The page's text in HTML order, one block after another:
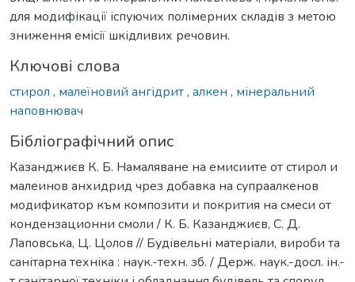
для модифікації іспуючих полімерних складів з метою
зниження емісії шкідливих речовин.
Ключові слова
стирол , малеїновий ангідрит, алкен , мінеральний
наповнювач
Бібліографічний опис
Казанджиєв К. Б. Намаляване на емисиите от стирол и
малеинов анхидрид чрез добавка на супраалкенов
модификатор към композити и покрития на смеси от
кондензационни смоли / К. Б. Казанджиєв, С. Д.
Лаповська, Ц. Цолов // Будівельні матеріали, вироби та
санітарна техніка : наук.-техн. зб. / Держ. наук.-досл. ін.-